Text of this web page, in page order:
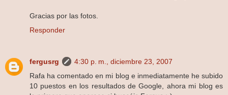
Gracias por las fotos.
Responder
fergusrg
4:30 p. m., diciembre 23, 2007
Rafa ha comentado en mi blog e inmediatamente he subido
10 puestos en los resultados de Google, ahora mi blog es